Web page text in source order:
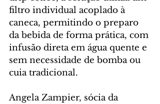
filtro individual acoplado à
caneca, permitindo o preparo
da bebida de forma prática, com
infusão direta em água quente e
sem necessidade de bomba ou
cuia tradicional.
Angela Zampier, sócia da